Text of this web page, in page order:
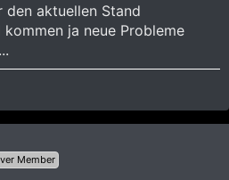
aktuellen Stand
ja neue Probleme
Member